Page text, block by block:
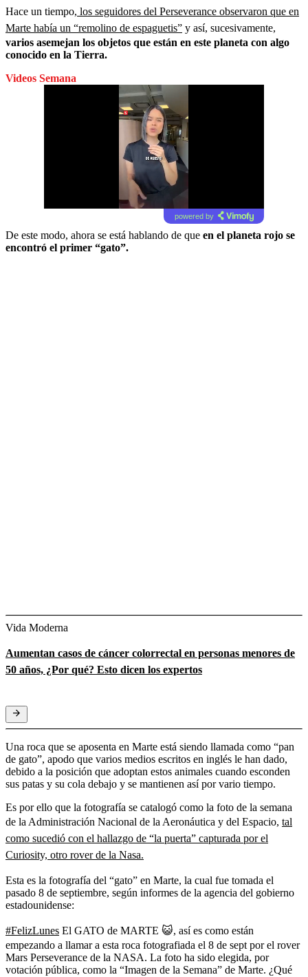
Hace un tiempo, los seguidores del Perseverance observaron que en
Marte había un “remolino de espaguetis” y así, sucesivamente,
varios asemejan los objetos que están en este planeta con algo
conocido en la Tierra.
Videos Semana
powered by
De este modo, ahora se está hablando de que en el planeta rojo se
encontró el primer “gato”.
Vida Moderna
Aumentan casos de cáncer colorrectal en personas menores de
50 años, ¿Por qué? Esto dicen los expertos
Una roca que se aposenta en Marte está siendo llamada como “pan
de gato”, apodo que varios medios escritos en inglés le han dado,
debido a la posición que adoptan estos animales cuando esconden
sus patas y su cola debajo y se mantienen así por vario tiempo.
Es por ello que la fotografía se catalogó como la foto de la semana
de la Administración Nacional de la Aeronáutica y del Espacio, tal
como sucedió con el hallazgo de “la puerta” capturada por el
Curiosity, otro rover de la Nasa.
Esta es la fotografía del “gato” en Marte, la cual fue tomada el
pasado 8 de septiembre, según informes de la agencia del gobierno
estadounidense:
#FelizLunes El GATO de MARTE 😺, así es como están
empezando a llamar a esta roca fotografiada el 8 de sept por el rover
Mars Perseverance de la NASA. La foto ha sido elegida, por
votación pública, como la “Imagen de la Semana” de Marte. ¿Qué